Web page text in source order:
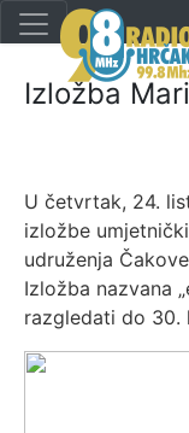
Izložba
U četvrtak, 24.
izložbe
udruženja
Izložba nazvana
razgledati do 30.